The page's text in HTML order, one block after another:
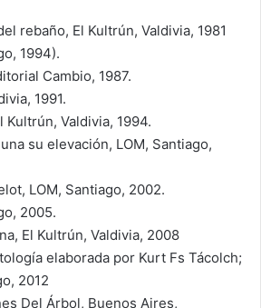
rebaño, El Kultrún, Valdivia, 1981
1994).
Cambio, 1987.
1991.
Kultrún, Valdivia, 1994.
su elevación, LOM, Santiago,
LOM, Santiago, 2002.
2005.
El Kultrún, Valdivia, 2008
elaborada por Kurt Fs Tácolch;
2012
Del Árbol, Buenos Aires,